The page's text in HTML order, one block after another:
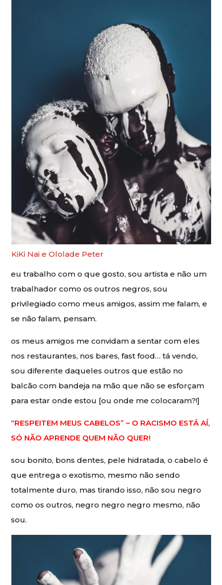
KiKi Nai e Ololade Peter
eu trabalho com o que gosto, sou artista e não um
trabalhador como os outros negros, sou
privilegiado como meus amigos, assim me falam, e
se não falam, pensam.
os meus amigos me convidam a sentar com eles
nos restaurantes, nos bares, fast food… tá vendo,
sou diferente daqueles outros que estão no
balcão com bandeja na mão que não se esforçam
para estar onde estou [ou onde me colocaram?!]
“RESPEITEM MEUS CABELOS” – O RACISMO ESTÁ AÍ,
SÓ NÃO APRENDE QUEM NÃO QUER!
sou bonito, bons dentes, pele hidratada, o cabelo é
que entrega o exotismo, mesmo não sendo
totalmente duro, mas tirando isso, não sou negro
como os outros, negro negro negro mesmo, não
sou.